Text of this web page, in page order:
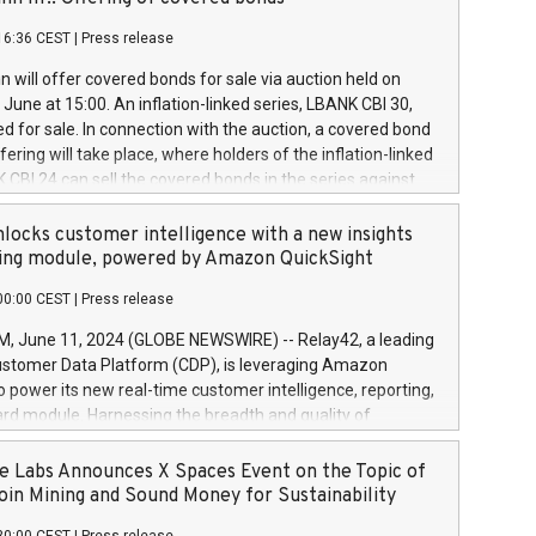
a
and Council of 16 April 2014 (“MAR”) (save for
buyback programmes set out in MAR article 5) and
Delegated Regulation (EU) 2016/1052, also referred
Harbour rules. Trading dayNumber of shares bought
transaction priceAmount DKKAccumulated trading for
June
June
June
CEST Press release
will offer covered bonds for sale via auction held on
at 15:00. An inflation-linked series, LBANK CBI 30,
for sale. In connection with the auction, a covered bond
will take place, where holders of the inflation-linked
CBI 24 can sell the covered bonds in the series against
bought in the above-mentioned auction. The clean
is predefined at 99,594. Expected settlement date is
Covered bonds issued by Landsbankinn are rated A+
the auction. For further information, please call
or email verdbrefamidlun@landsbankinn.is.
customer intelligence with a new insights
module, powered by Amazon QuickSight
CEST Press release
June 11, 2024 (GLOBE NEWSWIRE) -- Relay42, a leading
Data Platform (CDP), is leveraging Amazon
power its new real-time customer intelligence, reporting,
module. Harnessing the breadth and quality of
the new Insights module empowers marketing teams
customer behaviors and gain invaluable insights into
of their marketing programs across all online, offline,
Labs Announces X Spaces Event on the Topic of
Mining and Sound Money for Sustainability